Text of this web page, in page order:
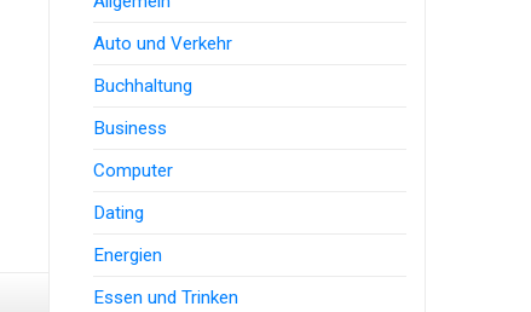
Auto und Verkehr
Buchhaltung
Business
Computer
Dating
Energien
Essen und Trinken